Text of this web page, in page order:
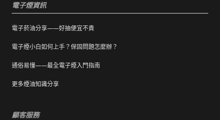
電子煙資訊
電子菸油分享——好抽便宜不貴
電子煙小白如何上手？保固問題怎麼辦？
通俗易懂——最全電子煙入門指南
更多煙油知識分享
顧客服務